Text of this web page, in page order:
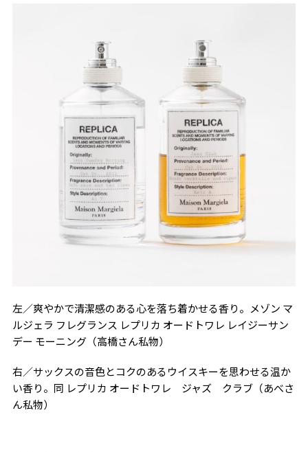
左／爽やかで清潔感のある心を落ち着かせる香り。メゾン マ
ルジェラ フレグランス レプリカ オードトワレ レイジーサン
デー モーニング（高橋さん私物）
右／サックスの音色とコクのあるウイスキーを思わせる温か
い香り。同 レプリカ オードトワレ ジャズ クラブ（あべさ
ん私物）